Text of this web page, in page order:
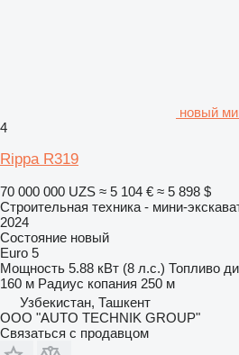
новый
4
Rippa R319
70 000 000 UZS ≈ 5 104 € ≈ 5 898 $
Строительная техника - мини-
2024
Состояние новый
Euro 5
Мощность 5.88 кВт (8 л.с.) Топливо
160 м Радиус копания 250 м
Узбекистан, Ташкент
OOO "AUTO TECHNIK GROUP"
Связаться с продавцом